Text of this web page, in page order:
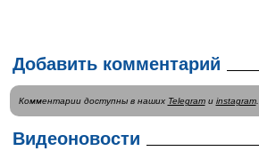
Добавить комментарий
Комментарии доступны в наших Telegramи instagram.
Видеоновости